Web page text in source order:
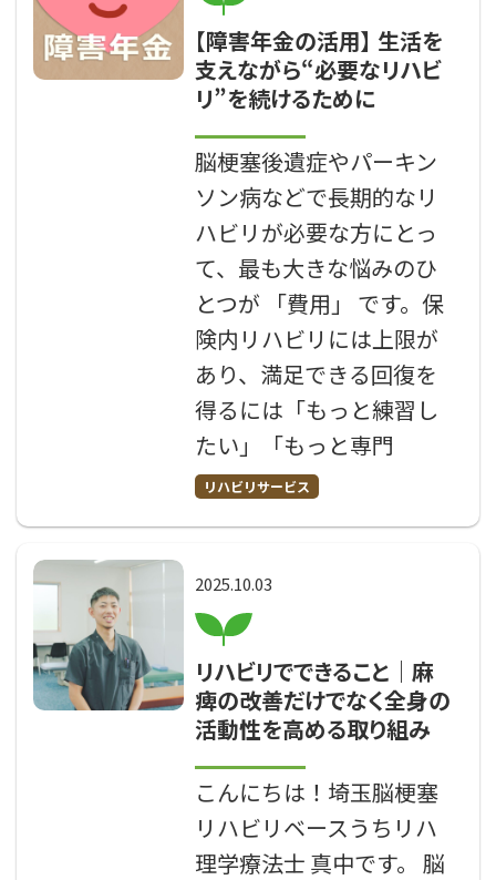
【障害年金の活用】 生活を
支えながら“必要なリハビ
リ”を続けるために
脳梗塞後遺症やパーキン
ソン病などで長期的なリ
ハビリが必要な方にとっ
て、最も大きな悩みのひ
とつが 「費用」 です。保
険内リハビリには上限が
あり、満足できる回復を
得るには「もっと練習し
たい」「もっと専門
リハビリサービス
2025.10.03
リハビリでできること｜麻
痺の改善だけでなく全身の
活動性を高める取り組み
こんにちは！埼玉脳梗塞
リハビリベースうちリハ
理学療法士 真中です。 脳